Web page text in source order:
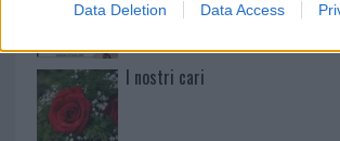
Data Deletion Data Access
I nostri cari